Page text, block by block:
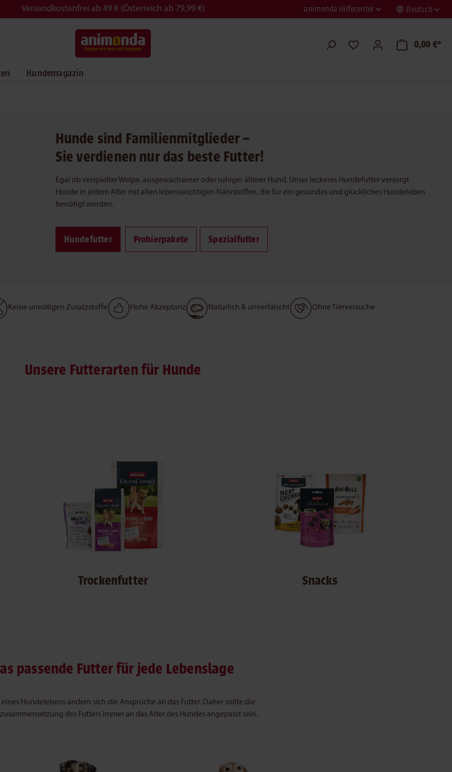
Versandkostenfrei ab 49 € (Österreich ab 79,99 €) animonda Hilfecenter Deutsch
0,00 €*
Hundemagazin
Hunde sind Familienmitglieder –
Sie verdienen nur das beste Futter!
Egal ob verspielter Welpe, ausgewachsener oder ruhiger älterer Hund. Unser leckeres Hundefutter versorgt
Hunde in jedem Alter mit allen lebenswichtigen Nährstoffen, die für ein gesundes und glückliches Hundeleben
benötigt werden.
Hundefutter Probierpakete Spezialfutter
Keine unnötigen Zusatzstoffe Hohe Akzeptanz Natürlich & unverfälscht Ohne Tierversuche
Unsere Futterarten für Hunde
Trockenfutter Snacks
passende Futter für jede Lebenslage
eines Hundelebens ändern sich die Ansprüche an das Futter. Daher sollte die
des Futters immer an das Alter des Hundes angepasst sein.